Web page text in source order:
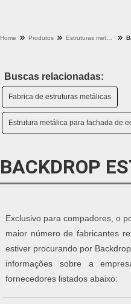
Home Produtos
Buscas relacionadas:
Fabrica de estruturas metálicas
Estrutura metálica para fachada de
BACKDROP
Exclusivo para compadores, o
maior número de fabricantes
estiver procurando por
informações sobre a
fornecedores listados abaixo: